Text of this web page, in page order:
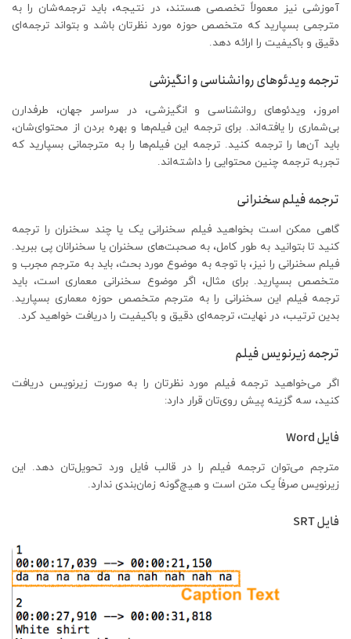
آموزشی نیز معمولاً تخصصی هستند، در نتیجه، باید ترجمه‌شان را به
مترجمی بسپارید که متخصص حوزه مورد نظرتان باشد و بتواند ترجمه‌ای
دقیق و باکیفیت را ارائه دهد.
ترجمه ویدئوهای روانشناسی و انگیزشی
امروز، ویدئوهای روانشناسی و انگیزشی، در سراسر جهان، طرفدارن
بی‌شماری را یافته‌اند. برای ترجمه این فیلم‌ها و بهره بردن از محتوای‌شان،
باید آن‌ها را ترجمه کنید. ترجمه این فیلم‌ها را به مترجمانی بسپارید که
تجربه ترجمه چنین محتوایی را داشته‌اند.
ترجمه فیلم سخنرانی
گاهی ممکن است بخواهید فیلم سخنرانی یک یا چند سخنران را ترجمه
کنید تا بتوانید به طور کامل، به صحبت‌های سخنران یا سخنرانان پی ببرید.
فیلم سخنرانی را نیز، با توجه به موضوع مورد بحث، باید به مترجم مجرب و
متخصص بسپارید. برای مثال، اگر موضوع سخنرانی معماری است، باید
ترجمه فیلم این سخنرانی را به مترجم متخصص حوزه معماری بسپارید.
بدین ترتیب، در نهایت، ترجمه‌ای دقیق و باکیفیت را دریافت خواهید کرد.
ترجمه زیرنویس فیلم
اگر می‌خواهید ترجمه فیلم مورد نظرتان را به صورت زیرنویس دریافت
کنید، سه گزینه پیش روی‌تان قرار دارد:
فایل Word
مترجم می‌توان ترجمه فیلم را در قالب فایل ورد تحویل‌تان دهد. این
زیرنویس صرفاً یک متن است و هیچ‌گونه زمان‌بندی ندارد.
فایل SRT